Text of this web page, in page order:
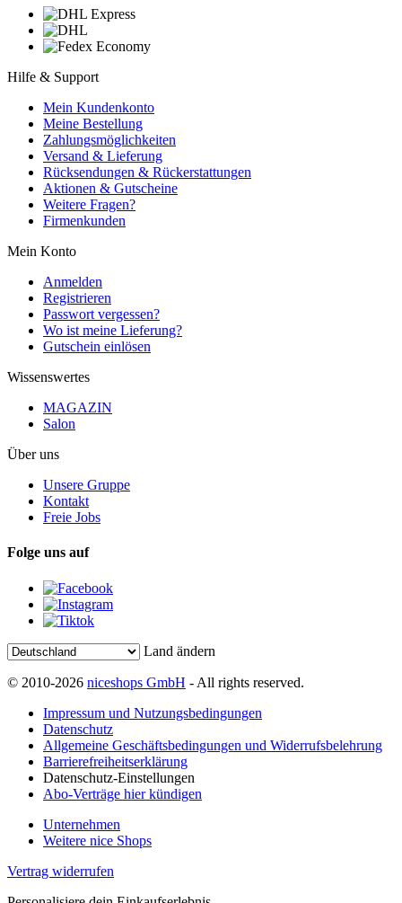
Hilfe & Support
Mein Kundenkonto
Meine Bestellung
Zahlungsmöglichkeiten
Versand & Lieferung
Rücksendungen & Rückerstattungen
Aktionen & Gutscheine
Weitere Fragen?
Firmenkunden
Mein Konto
Anmelden
Registrieren
Passwort vergessen?
Wo ist meine Lieferung?
Gutschein einlösen
Wissenswertes
MAGAZIN
Salon
Über uns
Unsere Gruppe
Kontakt
Freie Jobs
Folge uns auf
Land ändern
© 2010-2026 niceshops GmbH - All rights reserved.
Impressum und Nutzungsbedingungen
Datenschutz
Allgemeine Geschäftsbedingungen und Widerrufsbelehrung
Barrierefreiheitserklärung
Datenschutz-Einstellungen
Abo-Verträge hier kündigen
Unternehmen
Weitere nice Shops
Vertrag widerrufen